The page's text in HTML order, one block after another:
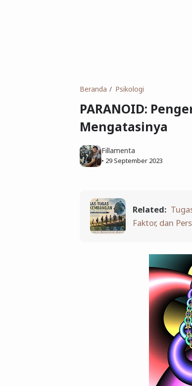
Beranda Psikologi
PARANOID:
Mengatasinya
Fillamenta
• 29 September 2023
Related:
Faktor, dan